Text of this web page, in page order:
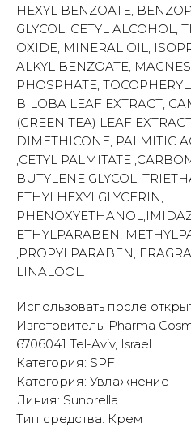
HEXYL BENZOATE,
GLYCOL, CETYL ALCOHOL,
OXIDE, MINERAL OIL,
ALKYL BENZOATE,
PHOSPHATE,
BILOBA LEAF EXTRACT,
(GREEN TEA) LEAF
DIMETHICONE, PALMITIC
,CETYL PALMITATE
BUTYLENE GLYCOL,
ETHYLHEXYLGLYCERIN,
ETHYLPARABEN,
,PROPYLPARABEN,
LINALOOL.
Использовать после
Изготовитель: Pharma
6706041 Tel-Aviv, Israel
Категория: SPF
Категория: Увлажнение
Линия: Sunbrella
Тип средства: Крем